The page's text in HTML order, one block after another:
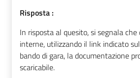
Risposta :
In risposta al quesito, si segnala
interne, utilizzando il link indicato
bando di gara, la documentazione
scaricabile.